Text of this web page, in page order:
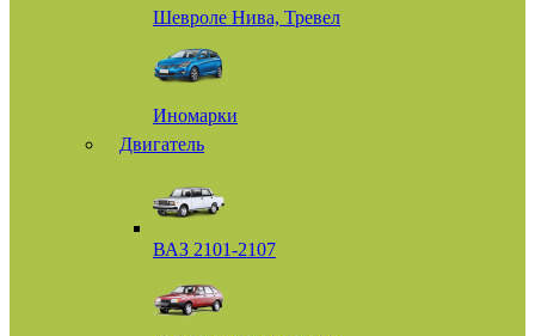
Шевроле Нива, Тревел
Иномарки
Двигатель
ВАЗ 2101-2107